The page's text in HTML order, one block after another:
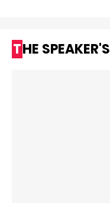
THE SPEAKER'S